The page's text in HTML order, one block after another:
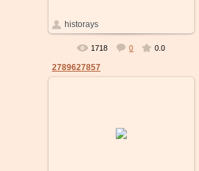
кипрский оффшор
historays
1718 0 0.0
2789627857